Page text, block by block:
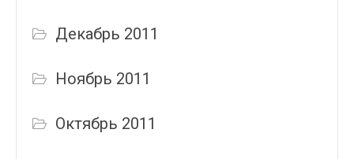
Декабрь 2011
Ноябрь 2011
Октябрь 2011